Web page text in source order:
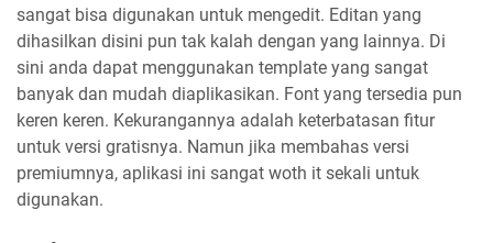
sangat bisa digunakan untuk mengedit. Editan yang
dihasilkan disini pun tak kalah dengan yang lainnya. Di
sini anda dapat menggunakan template yang sangat
banyak dan mudah diaplikasikan. Font yang tersedia pun
keren keren. Kekurangannya adalah keterbatasan fitur
untuk versi gratisnya. Namun jika membahas versi
premiumnya, aplikasi ini sangat woth it sekali untuk
digunakan.